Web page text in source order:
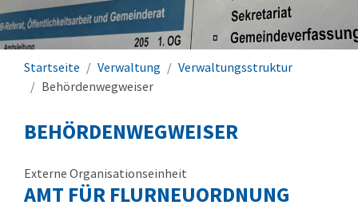
Startseite Verwaltung
Verwaltungsstruktur
Behördenwegweiser
BEHÖRDENWEGWEISER
Externe Organisationseinheit
AMT FÜR FLURNEUORDNUNG